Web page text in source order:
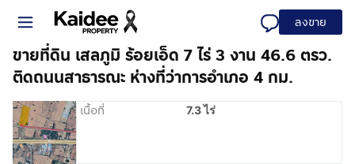
ลงขาย
ขายที่ดิน เสลภูมิ ร้อยเอ็ด 7 ไร่ 3 งาน 46.6 ตรว.
ติดถนนสาธารณะ ห่างที่ว่าการอำเภอ 4 กม.
เนื้อที่ 7.3 ไร่